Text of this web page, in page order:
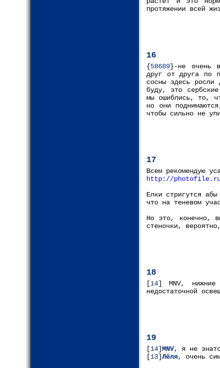
протяжении всей
16
{58689}-не очень
друг от друга по
сосны здесь
буду, это
мы ошиблись, то,
но они
чтобы сильно не
17
Всем рекомендую
http://
Елки стригутся
что на теневом
Но это, конечно,
стеночки,
18
[14] MNV, нижние
недостаточной
19
[14]MNV, я не
[13]Лёля, очень